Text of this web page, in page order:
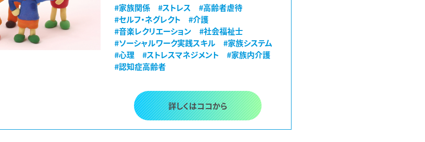
#家族関係 #ストレス
#高齢者虐待
#セルフ・ネグレクト
#介護
#音楽レクリエーション
#社会福祉士
#ソーシャルワーク実践スキル
#家族システム
#心理
#ストレスマネジメント
#家族内介護
#認知症高齢者
詳しくはココから